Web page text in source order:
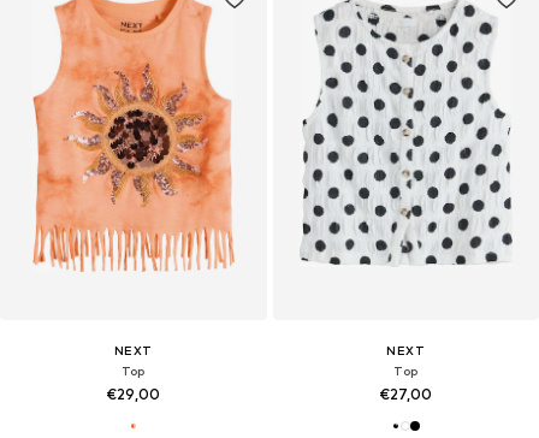
NEXT
Top
€29,00
NEXT
Top
€27,00